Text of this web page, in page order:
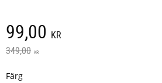
Nedsatt pris:
99,00 KR
Ordinarie pris:
349,00 KR
Färg